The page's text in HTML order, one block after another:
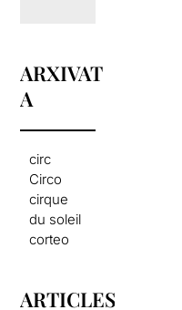
ARXIVAT
A
circ
Circo
cirque
du soleil
corteo
ARTICLES